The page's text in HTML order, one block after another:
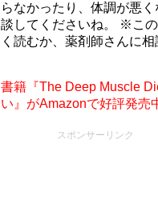
らなかったり、体調が悪
談してくださいね。 ※こ
く読むか、薬剤師さんに相
書籍『The Deep Muscle
い』がAmazonで好評発売
スポンサーリンク